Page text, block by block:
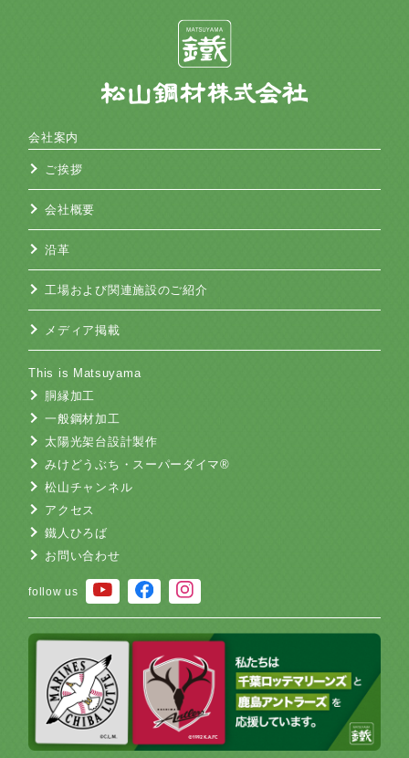
会社案内
ご挨拶
会社概要
沿革
工場および関連施設のご紹介
メディア掲載
This is Matsuyama
胴縁加工
一般鋼材加工
太陽光架台設計製作
みけどうぶち・スーパーダイマ®
松山チャンネル
アクセス
鐵人ひろば
お問い合わせ
follow us